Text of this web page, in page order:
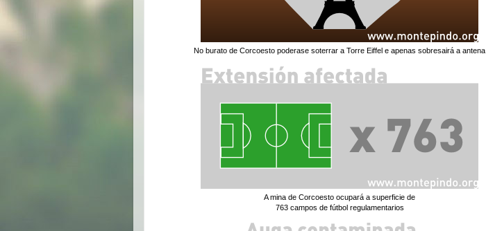
No burato de Corcoesto poderase soterrar a Torre Eiffel e apenas sobresairá a antena
A mina de Corcoesto ocupará a superficie de
763 campos de fútbol regulamentarios